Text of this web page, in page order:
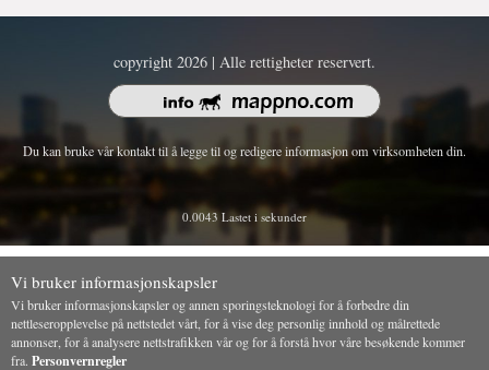
copyright 2026 | Alle rettigheter reservert.
Du kan bruke vår kontakt til å legge til og redigere informasjon om virksomheten din.
0.0043 Lastet i sekunder
Vi bruker informasjonskapsler
Vi bruker informasjonskapsler og annen sporingsteknologi for å forbedre din
nettleseropplevelse på nettstedet vårt, for å vise deg personlig innhold og målrettede
annonser, for å analysere nettstrafikken vår og for å forstå hvor våre besøkende kommer
fra. Personvernregler